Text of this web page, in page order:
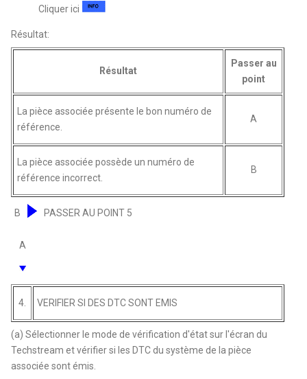
Cliquer ici
Résultat:
Résultat
Passer au
point
La pièce associée présente le bon numéro de
référence.
A
La pièce associée possède un numéro de
référence incorrect.
B
B PASSER AU POINT 5
A
4. VERIFIER SI DES DTC SONT EMIS
(a) Sélectionner le mode de vérification d'état sur l'écran du
Techstream et vérifier si les DTC du système de la pièce
associée sont émis.